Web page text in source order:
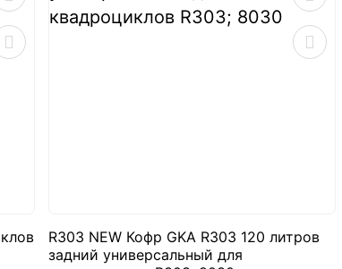
R303 NEW Кофр GKA R303 120 литров
задний универсальный для